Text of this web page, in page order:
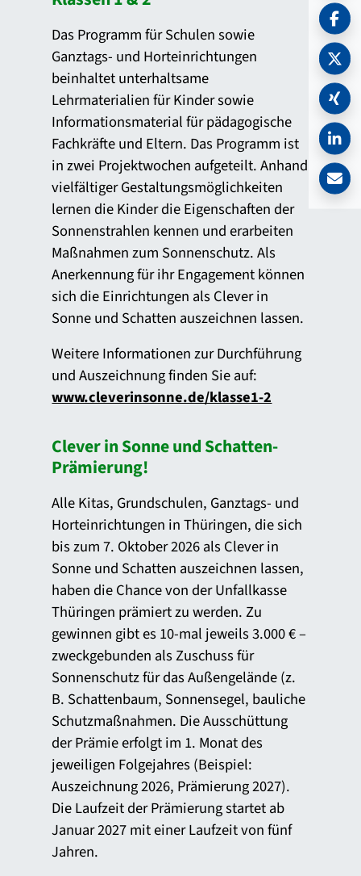
Das Programm für Schulen sowie
Ganztags- und Horteinrichtungen
beinhaltet unterhaltsame
Lehrmaterialien für Kinder sowie
Informationsmaterial für pädagogische
Fachkräfte und Eltern. Das Programm ist
in zwei Projektwochen aufgeteilt. Anhand
vielfältiger Gestaltungsmöglichkeiten
lernen die Kinder die Eigenschaften der
Sonnenstrahlen kennen und erarbeiten
Maßnahmen zum Sonnenschutz. Als
Anerkennung für ihr Engagement können
sich die Einrichtungen als Clever in
Sonne und Schatten auszeichnen lassen.
Weitere Informationen zur Durchführung
und Auszeichnung finden Sie auf:
www.cleverinsonne.de/klasse1-2
Clever in Sonne und Schatten-
Prämierung!
Alle Kitas, Grundschulen, Ganztags- und
Horteinrichtungen in Thüringen, die sich
bis zum 7. Oktober 2026 als Clever in
Sonne und Schatten auszeichnen lassen,
haben die Chance von der Unfallkasse
Thüringen prämiert zu werden. Zu
gewinnen gibt es 10-mal jeweils 3.000 € –
zweckgebunden als Zuschuss für
Sonnenschutz für das Außengelände (z.
B. Schattenbaum, Sonnensegel, bauliche
Schutzmaßnahmen. Die Ausschüttung
der Prämie erfolgt im 1. Monat des
jeweiligen Folgejahres (Beispiel:
Auszeichnung 2026, Prämierung 2027).
Die Laufzeit der Prämierung startet ab
Januar 2027 mit einer Laufzeit von fünf
Jahren.